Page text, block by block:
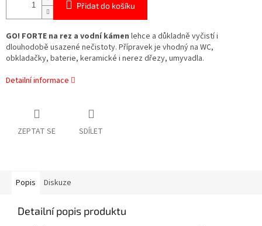
Přidat do košíku
GO! FORTE na rez a vodní kámen lehce a důkladně vyčistí i
dlouhodobě usazené nečistoty. Přípravek je vhodný na WC,
obkladačky, baterie, keramické i nerez dřezy, umyvadla.
Detailní informace
ZEPTAT SE SDÍLET
Popis Diskuze
Detailní popis produktu